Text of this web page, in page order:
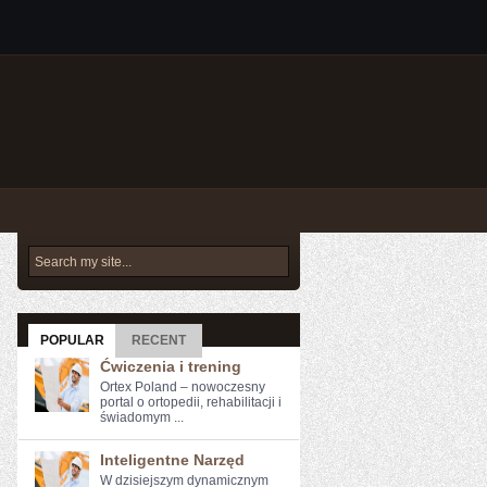
POPULAR RECENT
Ćwiczenia i trening
Ortex Poland – nowoczesny
portal o ortopedii, rehabilitacji i
świadomym ...
Inteligentne Narzęd
W dzisiejszym dynamicznym⁤